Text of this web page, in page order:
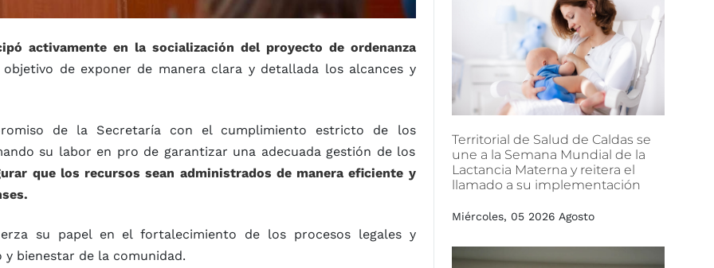
activamente en la socialización del proyecto de ordenanza
de exponer de manera clara y detallada los alcances y
de la Secretaría con el cumplimiento estricto de los
su labor en pro de garantizar una adecuada gestión de los
que los recursos sean administrados de manera eficiente y
su papel en el fortalecimiento de los procesos legales y
bienestar de la comunidad.
Territorial de Salud de Caldas se
une a la Semana Mundial de la
Lactancia Materna y reitera el
llamado a su implementación
Miércoles, 05 2026 Agosto